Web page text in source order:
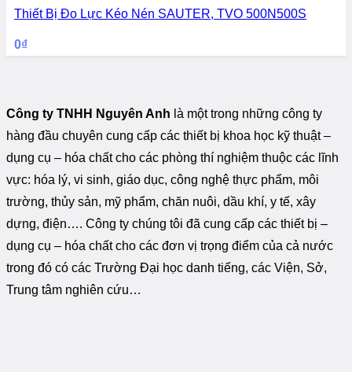
Thiết Bị Đo Lực Kéo Nén SAUTER, TVO 500N500S
0₫
Công ty TNHH Nguyên Anh là một trong những công ty
hàng đầu chuyên cung cấp các thiết bị khoa học kỹ thuật –
dụng cụ – hóa chất cho các phòng thí nghiệm thuộc các lĩnh
vực: hóa lý, vi sinh, giáo dục, công nghệ thực phẩm, môi
trường, thủy sản, mỹ phẩm, chăn nuôi, dầu khí, y tế, xây
dựng, điện…. Công ty chúng tôi đã cung cấp các thiết bị –
dụng cụ – hóa chất cho các đơn vị trọng điểm của cả nước
trong đó có các Trường Đại học danh tiếng, các Viện, Sở,
Trung tâm nghiên cứu…